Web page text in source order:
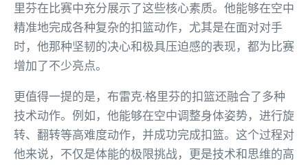
里芬在比赛中充分展示了这些核心素质。他能够在空中
精准地完成各种复杂的扣篮动作，尤其是在面对对手
时，他那种坚韧的决心和极具压迫感的表现，都为比赛
增加了不少亮点。
更值得一提的是，布雷克·格里芬的扣篮还融合了多种
技术动作。例如，他能够在空中调整身体姿势，进行旋
转、翻转等高难度动作，并成功完成扣篮。这个过程对
他来说，不仅是体能的极限挑战，更是技术和思维的高